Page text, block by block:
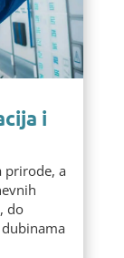
i
prirode, a
do